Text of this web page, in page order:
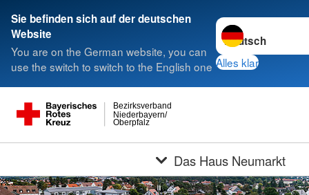
Sie befinden sich auf der deutschen
Website
You are on the German website, you can
use the switch to switch to the English one
Sprache wechseln
Alles klar
Oberpfalz
Niederbayern/
Bezirksverband
Das Haus Neumarkt